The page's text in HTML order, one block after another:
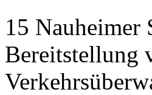
15 Nauheimer
Bereitstellung